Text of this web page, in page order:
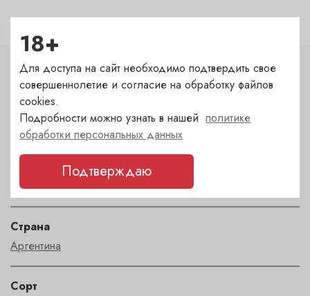
Характеристики
Цвет
красный
сухое
Страна
Аргентина
Сорт
18+
Для доступа на сайт необходимо подтвердить свое
совершеннолетие и согласие на обработку файлов
cookies.
Подробности можно узнать в нашейполитике
обработки персональных данных
Подтверждаю